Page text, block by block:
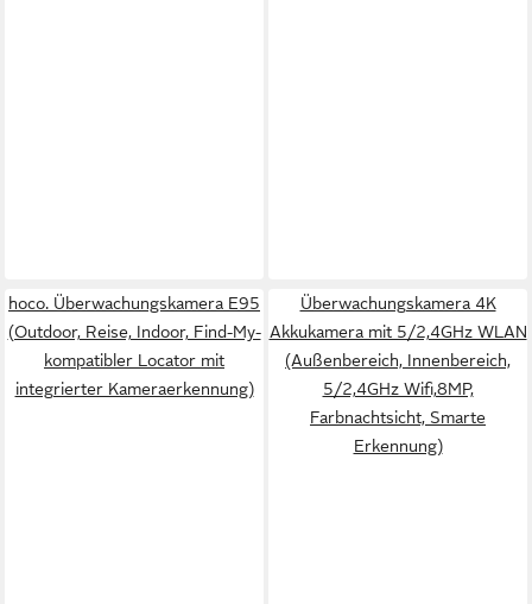
hoco. Überwachungskamera E95
(Outdoor, Reise, Indoor, Find-My-
kompatibler Locator mit
integrierter Kameraerkennung)
Überwachungskamera 4K
Akkukamera mit 5/2,4GHz WLAN
(Außenbereich, Innenbereich,
5/2,4GHz Wifi,8MP,
Farbnachtsicht, Smarte
Erkennung)